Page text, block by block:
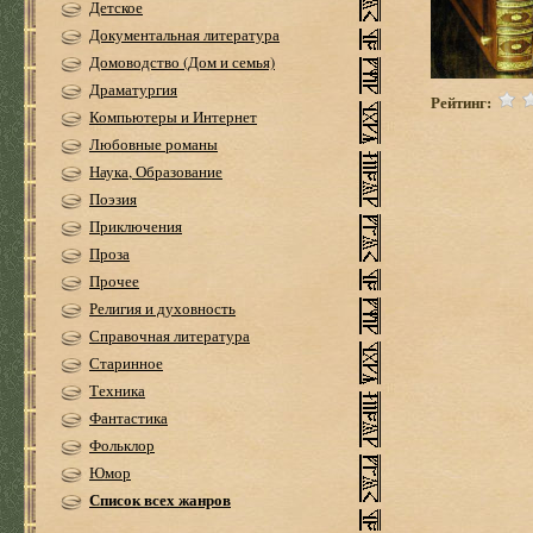
Детское
Документальная литература
Домоводство (Дом и семья)
Драматургия
Компьютеры и Интернет
Любовные романы
Наука, Образование
Поэзия
Приключения
Проза
Прочее
Религия и духовность
Справочная литература
Старинное
Техника
Фантастика
Фольклор
Юмор
Список всех жанров
Рейтинг: